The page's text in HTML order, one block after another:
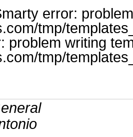
error:
tmp/
problem writing
tmp/